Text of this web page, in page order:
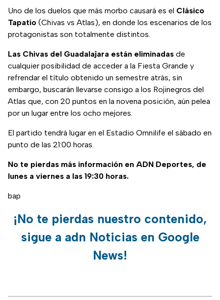
Uno de los duelos que más morbo causará es el Clásico
Tapatío (Chivas vs Atlas), en donde los escenarios de los
protagonistas son totalmente distintos.
Las Chivas del Guadalajara están eliminadas de
cualquier posibilidad de acceder a la Fiesta Grande y
refrendar el título obtenido un semestre atrás, sin
embargo, buscarán llevarse consigo a los Rojinegros del
Atlas que, con 20 puntos en la novena posición, aún pelea
por un lugar entre los ocho mejores.
El partido tendrá lugar en el Estadio Omnilife el sábado en
punto de las 21:00 horas.
No te pierdas más información en ADN Deportes, de
lunes a viernes a las 19:30 horas.
bap
¡No te pierdas nuestro contenido,
sigue a adn Noticias en Google
News!